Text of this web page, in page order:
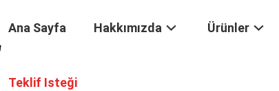
Ana Sayfa Hakkımızda Ürünler
Teklif Isteği